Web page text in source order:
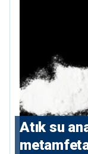
Atık su